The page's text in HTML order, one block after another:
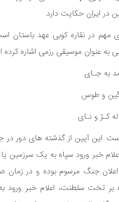
در ایران حکایت دارد.
مهم در نقاره کوبی عهد
به عنوان موسیقی رزمی اشاره
به جـای
و طوس
کـرّ و نـای
است. این آیین از گذشته های دور
خبر ورود سپاه به یک سرزمین
جنگ مرسوم بوده و در
تخت سلطنت، اعلام خبر ورود